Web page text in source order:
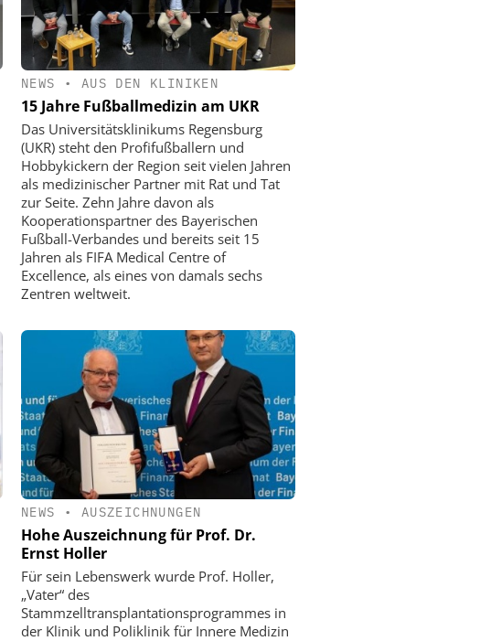
NEWS • AUS DEN KLINIKEN
15 Jahre Fußballmedizin am UKR
Das Universitätsklinikums Regensburg
(UKR) steht den Profifußballern und
Hobbykickern der Region seit vielen Jahren
als medizinischer Partner mit Rat und Tat
zur Seite. Zehn Jahre davon als
Kooperationspartner des Bayerischen
Fußball-Verbandes und bereits seit 15
Jahren als FIFA Medical Centre of
Excellence, als eines von damals sechs
Zentren weltweit.
NEWS • AUSZEICHNUNGEN
Hohe Auszeichnung für Prof. Dr.
Ernst Holler
Für sein Lebenswerk wurde Prof. Holler,
„Vater“ des
Stammzelltransplantationsprogrammes in
der Klinik und Poliklinik für Innere Medizin